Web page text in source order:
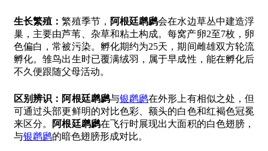
生长繁殖：繁殖季节， 阿根廷䴙䴘会在水边草丛中建造浮
巢，主要由芦苇、杂草和粘土构成。每窝产卵2至7枚，卵
色偏白，常被污染。孵化期约为25天，期间雌雄双方轮流
孵化。雏鸟出生时已覆满绒羽，属于早成性，能在孵化后
不久便跟随父母活动。
区别辨识： 阿根廷䴙䴘与银䴙䴘在外形上有相似之处，但
可通过头部更鲜明的对比色彩、额头的白色和红褐色冠冕
来区分。 阿根廷䴙䴘在飞行时展现出大面积的白色翅膀，
与银䴙䴘的暗色翅膀形成对比。